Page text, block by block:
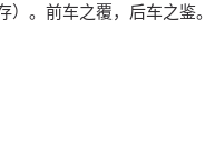
）。前车之覆，后车之鉴。